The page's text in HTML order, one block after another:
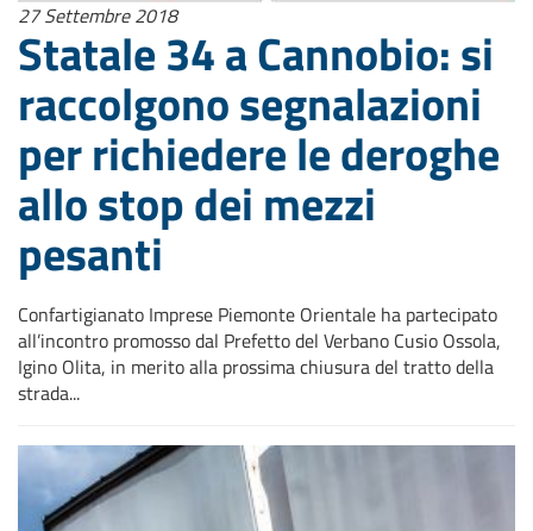
27 Settembre 2018
Statale 34 a Cannobio: si
raccolgono segnalazioni
per richiedere le deroghe
allo stop dei mezzi
pesanti
Confartigianato Imprese Piemonte Orientale ha partecipato
all’incontro promosso dal Prefetto del Verbano Cusio Ossola,
Igino Olita, in merito alla prossima chiusura del tratto della
strada...